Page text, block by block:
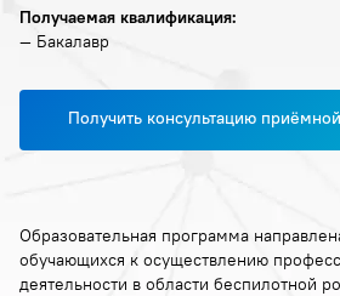
Получаемая квалификация:
— Бакалавр
Получить консультацию
Образовательная программа
обучающихся к осуществлению
деятельности в области беспилотной